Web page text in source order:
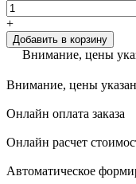
+
Добавить в корзину
Внимание, цены
Внимание, цены
Онлайн оплата заказа
Онлайн расчет
Автоматическое